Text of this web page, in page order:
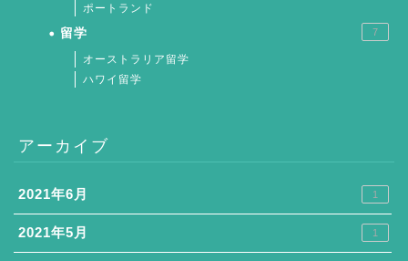
ポートランド
留学 7
オーストラリア留学
ハワイ留学
アーカイブ
2021年6月 1
2021年5月 1